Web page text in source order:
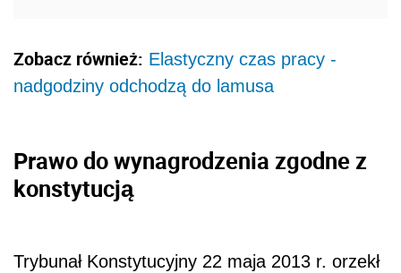
Zobacz również: Elastyczny czas pracy -
nadgodziny odchodzą do lamusa
Prawo do wynagrodzenia zgodne z
konstytucją
Trybunał Konstytucyjny 22 maja 2013 r. orzekł